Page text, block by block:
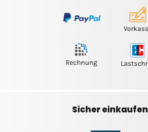
Sicher einkaufen